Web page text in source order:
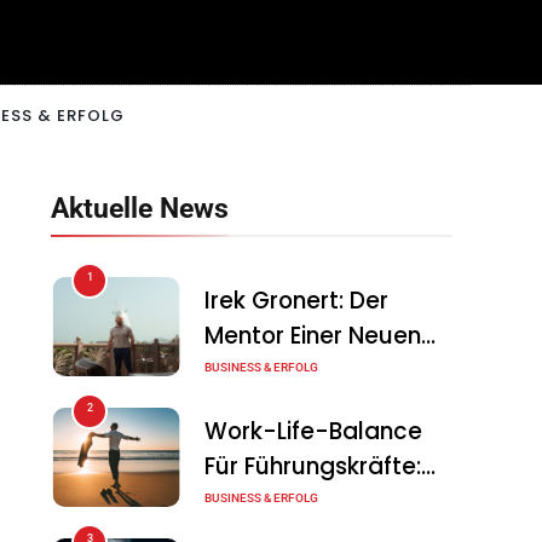
& ERFOLG
Aktuelle News
1
Irek Gronert: Der
Mentor Einer Neuen
Generation Von
BUSINESS & ERFOLG
2
Work-Life-Balance
Für Führungskräfte:
Illusion Oder Echte
BUSINESS & ERFOLG
3